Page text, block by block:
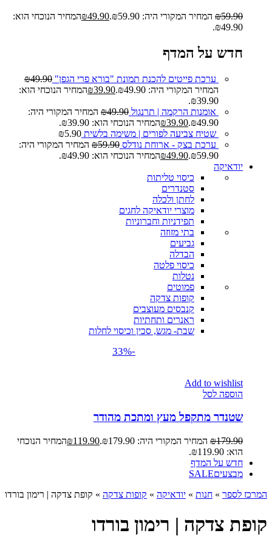
₪59.90 המחיר המקורי היה: ₪59.90. ₪49.90
המחיר הנוכחי הוא:
₪49.90.
חדש על המדף
ערכת פייטים להכנת תמונת "בורא פרי הגפן" ₪49.90
המחיר המקורי היה: ₪49.90.
₪39.90
המחיר הנוכחי הוא:
₪39.90.
אומנות הרקמה | תרנגול
₪49.90
המחיר המקורי היה:
₪49.90.
₪39.90
המחיר הנוכחי הוא: ₪39.90.
שטיח צביעה לפורים | משימה בלשית
₪5.90
ערכת בצק - ארוחת נודלס
₪59.90
המחיר המקורי היה:
₪59.90.
₪49.90
המחיר הנוכחי הוא: ₪49.90.
יודאיקה
כיסוי טליתות
סטנדרים
לחתן ולכלה
מוצרי יודאיקה לחגים
תפידניות וחברוניות
בתי מזוזה
גביעים
הבדלה
כיסוי פלטה
נטלות
פמוטים
קופות צדקה
קנבסים מעוצבים
ראנרים ותחתיות
שבת- מגש, סכין וכיסוי לחלות
-33%
Add to wishlist
הוספה לסל
שטנדר מתקפל מעץ ומתכת מהודר
₪179.90 המחיר המקורי היה: ₪179.90. ₪119.90
המחיר הנוכחי
הוא: ₪119.90.
חדש על המדף
מבצעיםSALE
המרכז לספר » חנות » יודאיקה » קופות צדקה » קופת צדקה | רימון בורדו
קופת צדקה | רימון בורדו